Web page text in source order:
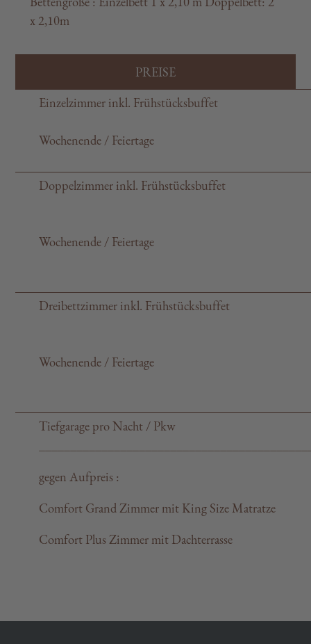
x 2,10m
PREISE
Einzelzimmer inkl. Frühstücksbuffet
Wochenende / Feiertage
Doppelzimmer inkl. Frühstücksbuffet
Wochenende / Feiertage
Dreibettzimmer inkl. Frühstücksbuffet
Wochenende / Feiertage
Tiefgarage pro Nacht / Pkw
gegen Aufpreis :
Comfort Grand Zimmer mit King Size Matratze
Comfort Plus Zimmer mit Dachterrasse